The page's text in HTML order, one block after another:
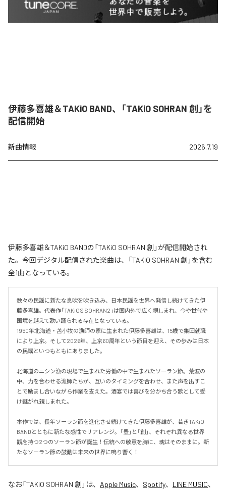
伊藤多喜雄＆TAKiO BAND、「TAKiO SOHRAN 創」を
配信開始
新曲情報 2026.7.19
伊藤多喜雄＆TAKiO BANDの「TAKiO SOHRAN 創」が配信開始され
た。今回デジタル配信された楽曲は、「TAKiO SOHRAN 創」を含む
全1曲となっている。
数々の民謡に新たな息吹を吹き込み、日本民謡を世界へ発信し続けてきた伊
藤多喜雄。代表作「TAKiO'S SOHRAN2」は国内外で広く親しまれ、今や世代や
国境を越えて歌い踊られる存在となっている。
1950年北海道・苫小牧の漁師の家に生まれた伊藤多喜雄は、15歳で集団就職
により上京。そして2026年、上京60周年という節目を迎え、その歩みは日本
の民謡といつもともにありました。
北海道のニシン漁の現場で生まれた労働の中で生まれたソーラン節。荒波の
中、力を合わせる漁師たちが、互いのタイミングを合わせ、また声を出すこ
とで励まし合いながら作業を支えた。酒宴では喜びを分かち合う歌として受
け継がれ親しまれた。
本作では、長年ソーラン節を進化させ続けてきた伊藤多喜雄が、若きTAKiO
BANDとともに新たな感性でリアレンジ。「豊」と「創」、それぞれ異なる世界
観を持つ2つのソーラン節が誕生！伝統への敬意を胸に、魂はそのままに。新
たなソーラン節の鼓動は未来の世界に鳴り響く！
なお「TAKiO SOHRAN 創 」は、 Apple Music、 Spotify、 LINE MUSIC、